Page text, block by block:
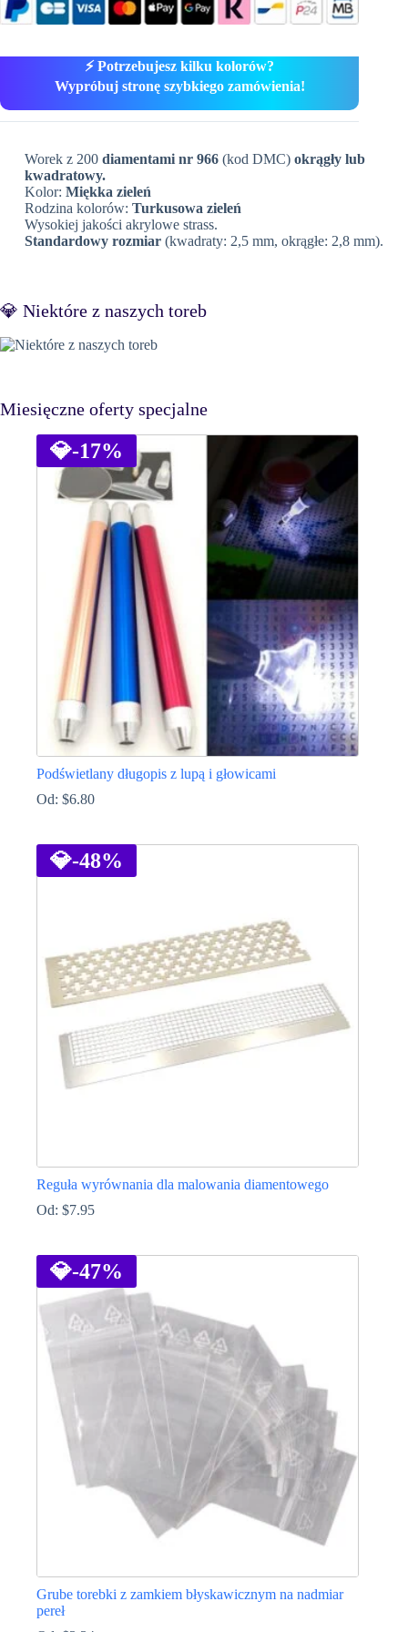
⚡ Potrzebujesz kilku kolorów?
Wypróbuj stronę szybkiego zamówienia!
Worek z 200 diamentami nr 966(kod DMC) okrągły lub
kwadratowy.
Kolor: Miękka zieleń
Rodzina kolorów: Turkusowa zieleń
Wysokiej jakości akrylowe strass.
Standardowy rozmiar(kwadraty: 2,5 mm, okrągłe: 2,8 mm).
💎 Niektóre z naszych toreb
Miesięczne oferty specjalne
💎-17%
Podświetlany długopis z lupą i głowicami
Od: $6.80
produkt
ma
wiele
na
stronie
produktu
💎-48%
Reguła wyrównania dla malowania diamentowego
Od: $7.95
ma
wiele
wariantów.
Opcje
można
wybrać
stronie
produktu
💎-47%
Grube torebki z zamkiem błyskawicznym na nadmiar
pereł